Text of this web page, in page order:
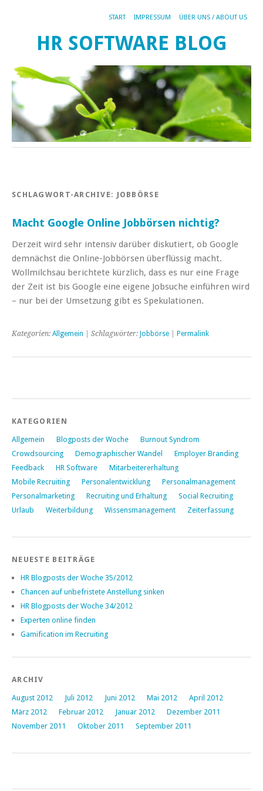
START IMPRESSUM ÜBER UNS / ABOUT US
HR SOFTWARE BLOG
SCHLAGWORT-ARCHIVE: JOBBÖRSE
Macht Google Online Jobbörsen nichtig?
Derzeit wird sehr intensiv darüber diskutiert, ob Google
demnächst die Online-Jobbörsen überflüssig macht.
Wollmilchsau berichtete kürzlich, dass es nur eine Frage
der Zeit ist bis Google eine eigene Jobsuche einführen wird
– nur bei der Umsetzung gibt es Spekulationen.
Kategorien: Allgemein | Schlagwörter: Jobbörse Permalink
KATEGORIEN
Allgemein Blogposts der Woche
Burnout Syndrom
Crowdsourcing
Demographischer Wandel
Employer Branding
Feedback
HR Software
Mitarbeitererhaltung
Mobile Recruiting
Personalentwicklung
Personalmanagement
Personalmarketing
Recruiting und Erhaltung
Social Recruiting
Urlaub
Weiterbildung Wissensmanagement Zeiterfassung
NEUESTE BEITRÄGE
HR Blogposts der Woche 35/2012
Chancen auf unbefristete Anstellung sinken
HR Blogposts der Woche 34/2012
Experten online finden
Gamification im Recruiting
ARCHIV
August 2012 Juli 2012 Juni 2012 Mai 2012
April 2012
März 2012
Februar 2012 Januar 2012
Dezember 2011
November 2011
Oktober 2011 September 2011